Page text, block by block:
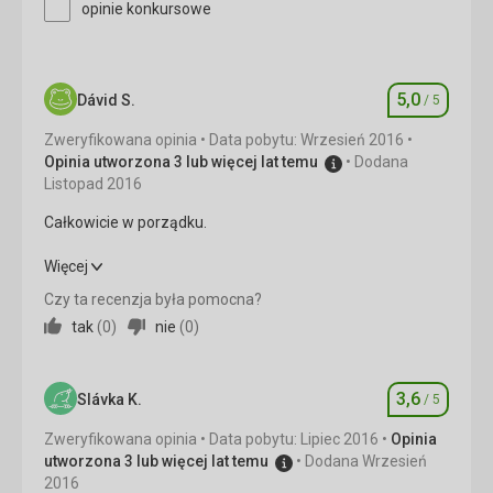
Ta recenzja została automatycznie
opinie konkursowe
Dávid S. Ocena
5,0 / 5
Zweryfikowana opinia
Data pobytu: Wrzesień 2016
Opinia utworzona 3 lub więcej lat temu
Dodana
Listopad 2016
Całkowicie w porządku.
Całkowicie w porządku.
Wyżywienie
Okolica 5,0/ 5
Usługi 5,0/ 5
Cena
Więcej
Czy ta recenzja była pomocna?
tak (0) nie (0)
Slávka K. Ocena
3,6 / 5
Zweryfikowana opinia Data pobytu: Lipiec 2016
Opinia
utworzona 3 lub więcej lat temu
Dodana Wrzesień
2016